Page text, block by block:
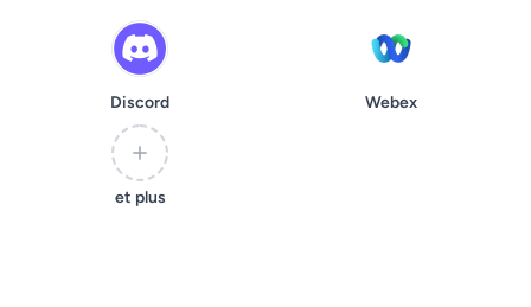
Discord Webex
et plus